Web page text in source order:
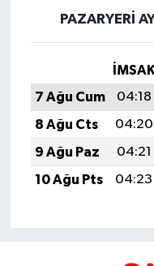
PAZARYERI
7 Ağu Cum
04:18
8 Ağu Cts
04:20
9 Ağu Paz
04:21
10 Ağu Pts
04:23